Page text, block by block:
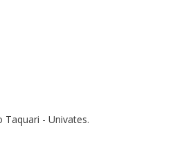
Taquari - Univates.